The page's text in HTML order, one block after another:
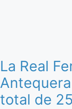
La Real
total de